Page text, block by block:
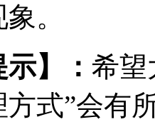
。
示】： 希望
式”会有